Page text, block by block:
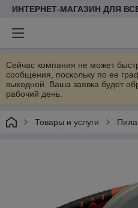
ИНТЕРНЕТ-МАГАЗИН ДЛЯ
Сейчас компания не может
сообщения, поскольку по ее
выходной. Ваша заявка будет
рабочий день.
Товары и услуги